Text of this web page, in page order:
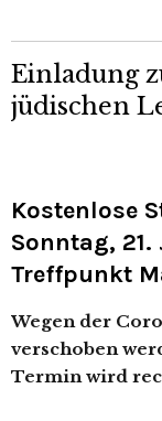
Einladung
jüdischen
Kostenlose
Sonntag,
Treffpunkt
Wegen der
ver­scho­ben
Termin wird